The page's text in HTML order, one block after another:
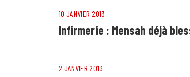
10 JANVIER 2013
Infirmerie : Mensah déjà
2 JANVIER 2013